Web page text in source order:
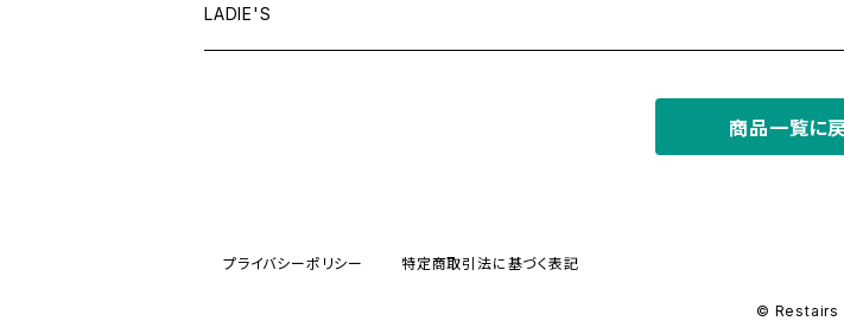
tops
LADIE'S
商品一覧に
プライバシーポリシー 特定商取引法に基づく表記
© Restairs